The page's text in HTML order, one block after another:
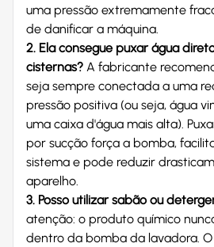
uma pressão extremamente
de danificar a máquina.
2. Ela consegue puxar água
cisternas? A fabricante
seja sempre conectada a uma
pressão positiva (ou seja, água
uma caixa d'água mais alta).
por sucção força a bomba,
sistema e pode reduzir
aparelho.
3. Posso utilizar sabão ou
atenção: o produto químico
dentro da bomba da lavadora.